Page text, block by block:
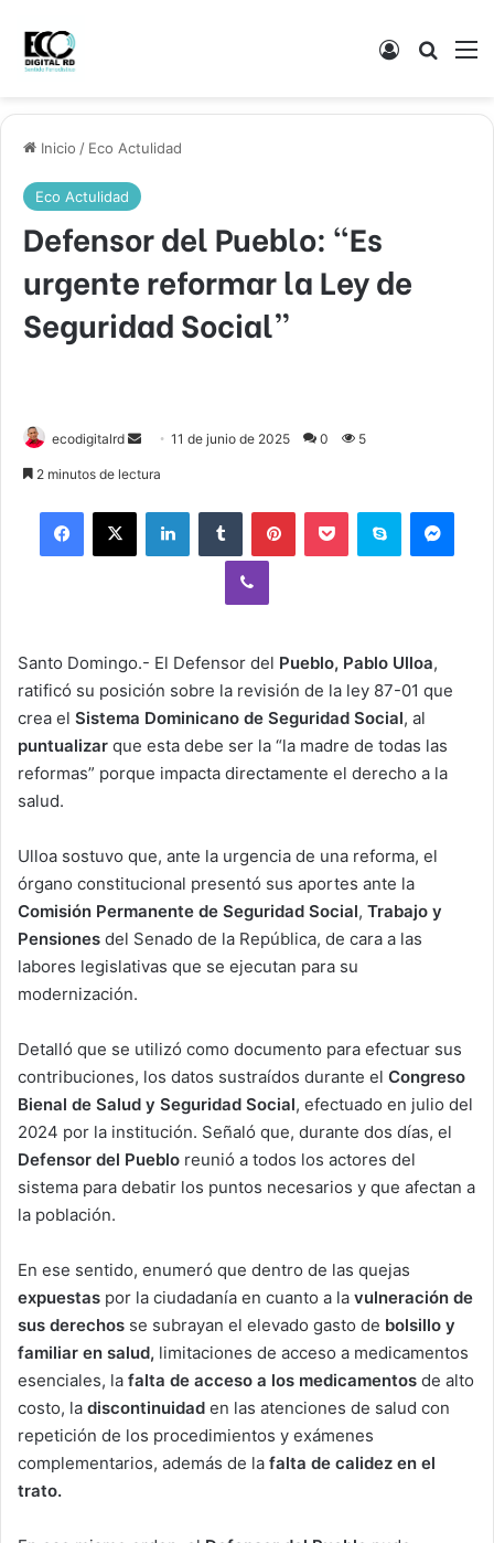
Acceso
Inicio / Eco Actulidad
Eco Actulidad
Defensor del Pueblo: “Es
urgente reformar la Ley de
Seguridad Social”
ecodigitalrd
Send11 de junio de 2025 0 5
2 minutos de lectura
Facebook
X LinkedInTumblr PinterestPocket Skype
Viber
Santo Domingo.- El Defensor del Pueblo, Pablo Ulloa,
ratificó su posición sobre la revisión de la ley 87-01 que
crea el Sistema Dominicano de Seguridad Social, al
puntualizar que esta debe ser la “la madre de todas las
reformas” porque impacta directamente el derecho a la
salud.
Ulloa sostuvo que, ante la urgencia de una reforma, el
órgano constitucional presentó sus aportes ante la
Comisión Permanente de Seguridad Social, Trabajo y
Pensiones del Senado de la República, de cara a las
labores legislativas que se ejecutan para su
modernización.
Detalló que se utilizó como documento para efectuar sus
contribuciones, los datos sustraídos durante el Congreso
Bienal de Salud y Seguridad Social, efectuado en julio del
2024 por la institución. Señaló que, durante dos días, el
Defensor del Pueblo reunió a todos los actores del
sistema para debatir los puntos necesarios y que afectan a
la población.
En ese sentido, enumeró que dentro de las quejas
expuestas por la ciudadanía en cuanto a la vulneración de
sus derechos se subrayan el elevado gasto de bolsillo y
familiar en salud, limitaciones de acceso a medicamentos
esenciales, la falta de acceso a los medicamentos de alto
costo, la discontinuidad en las atenciones de salud con
repetición de los procedimientos y exámenes
complementarios, además de la falta de calidez en el
trato.